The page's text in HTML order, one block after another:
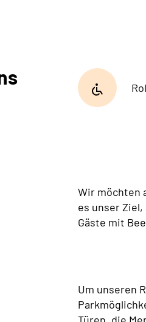
Wir möchten
es unser
Gäste mit
Um unseren